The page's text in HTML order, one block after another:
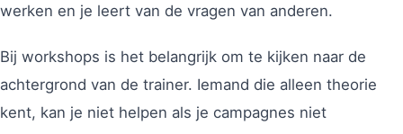
werken en je leert van de vragen van anderen.
Bij workshops is het belangrijk om te kijken naar de
achtergrond van de trainer. Iemand die alleen theorie
kent, kan je niet helpen als je campagnes niet